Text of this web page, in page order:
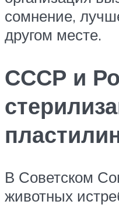
сомнение,
другом
СССР и
В Советском
животных